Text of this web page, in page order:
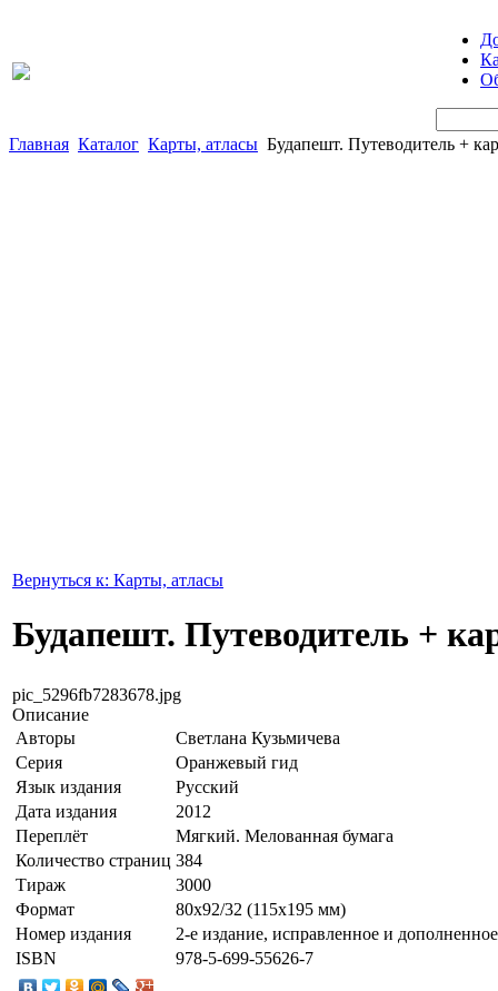
Главная Каталог Карты, атласы Будапешт. Путеводитель +
Вернуться к: Карты, атласы
Будапешт. Путеводитель +
pic_5296fb7283678.jpg
Описание
Авторы
Светлана Кузьмичева
Серия
Оранжевый гид
Язык издания
Русский
Дата издания
2012
Переплёт
Мягкий. Мелованная бумага
Количество страниц 384
Тираж
3000
Формат
80x92/32 (115x195 мм)
Номер издания
2-е издание, исправленное и дополненное
ISBN
978-5-699-55626-7